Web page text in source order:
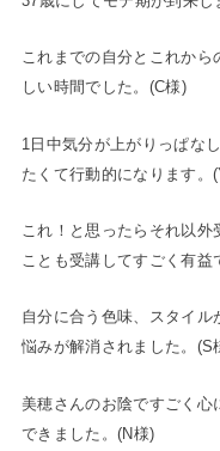
これまでの自分とこれか
しい時間でした。(C様)
1日中気分が上がりっぱな
たくて行動的になります。
これ！と思ったらそれ以
ことも受講してすごく有益
自分に合う色味、スタイ
悩みが解消されました。(S
美穂さんのお陰ですごく心
できました。(N様)